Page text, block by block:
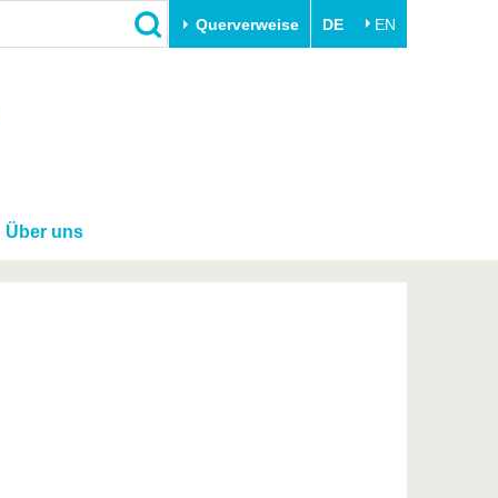
Querverweise DE EN
Forschungskooperationen
Gründen an der BTU
Über uns